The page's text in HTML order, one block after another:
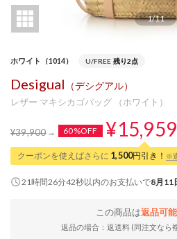
1/11
ホワイト（1014） U/FREE 残り2点
Desigual （デシグアル）
レザー マキシカゴバッグ （ホワイト）
¥39,900 60%OFF ¥15,959
クーポンを使えばさらに 1,500円引き！ ※
21時間26分41秒以内のお支払いで8月11
この商品は返品可能
返品の場合：返送料 (同注文なら